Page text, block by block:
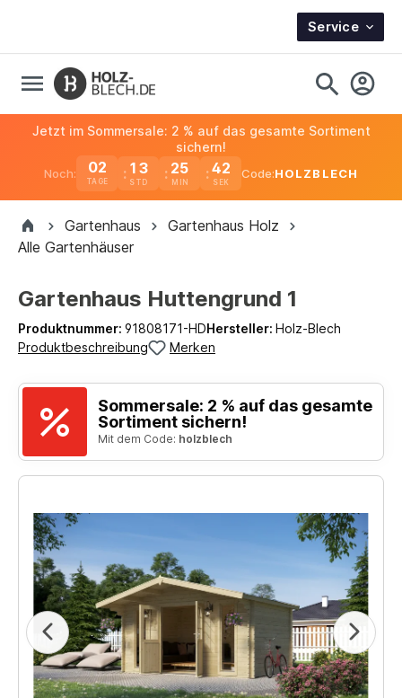
Service
Noch: 02
TAGE
13 25 41
Jetzt im Sommersale: 2 % auf das gesamte Sortiment
sichern!
Code:HOLZBLECH
Gartenhaus
Gartenhaus Holz
Alle Gartenhäuser
Gartenhaus Huttengrund 1
Produktnummer: 91808171-HDHersteller: Holz-Blech
Produktbeschreibung
Merken
Sommersale: 2 % auf das gesamte
Sortiment sichern!
Mit dem Code: holzblech